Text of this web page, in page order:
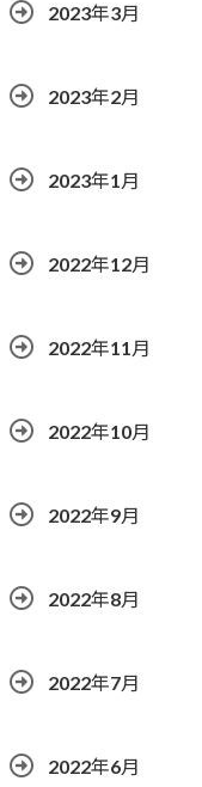
2023年3月
2023年2月
2023年1月
2022年12月
2022年11月
2022年10月
2022年9月
2022年8月
2022年7月
2022年6月